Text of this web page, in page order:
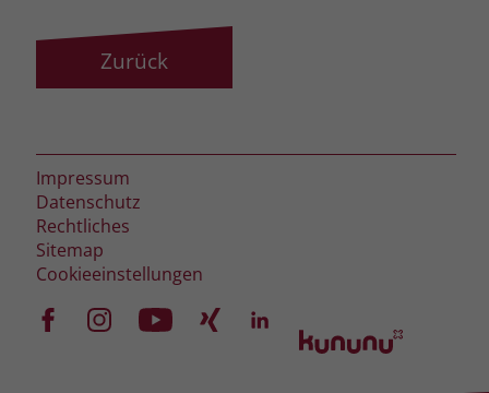
Zurück
Impressum
Datenschutz
Rechtliches
Sitemap
Cookieeinstellungen